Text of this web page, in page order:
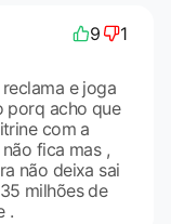
9 1
e joga
porq acho que
com a
fica mas ,
não deixa sai
milhões de
.